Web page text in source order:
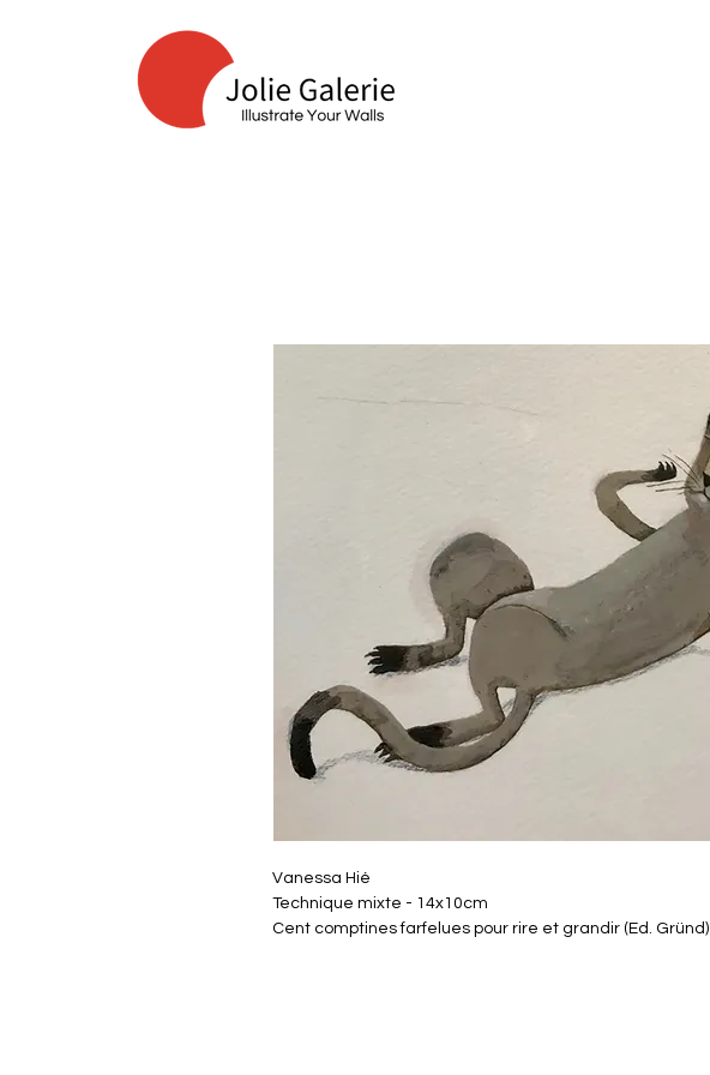
Vanessa Hié
Technique mixte - 14x10cm
Cent comptines farfelues pour rire et grandir (Ed. Gründ)